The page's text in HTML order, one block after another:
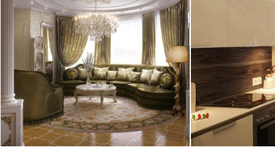
Дизайн квартиры в Колпино
выполнен в классическом стиле и
отличается обилием зеркал, ...
квартира, 140 м2
01.03.2013
портфолио
квартира, 50 м
28.02.2013